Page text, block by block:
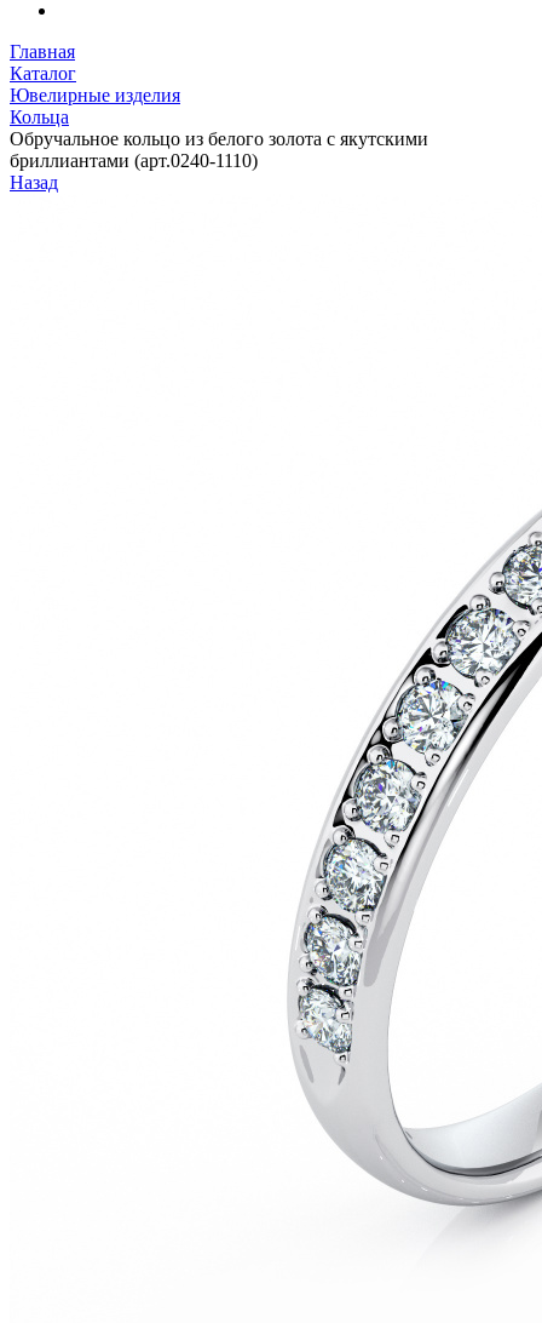
Главная
Каталог
Ювелирные изделия
Кольца
Обручальное кольцо из белого золота с якутскими
бриллиантами (арт.0240-1110)
Назад